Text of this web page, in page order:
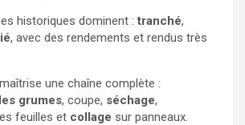
historiques dominent :tranché,
, avec des rendements et rendus très
une chaîne complète :
grumes, coupe, séchage,
feuilles et collage sur panneaux.